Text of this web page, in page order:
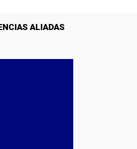
ALIADAS